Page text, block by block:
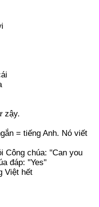
zậy.
= tiếng Anh. Nó viết
Công chúa: "Can you
đáp: "Yes"
Việt hết